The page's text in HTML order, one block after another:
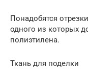
Понадобятся
одного из которых
полиэтилена.
Ткань для поделки